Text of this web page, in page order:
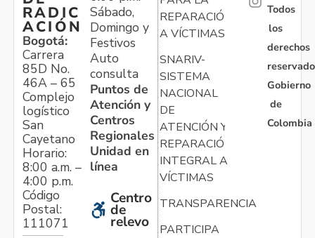
RADIC
ACIÓN
Bogotá:
Carrera
85D No.
46A – 65
Complejo
logístico
San
Cayetano
Horario:
8:00 a.m. –
4:00 p.m.
Código
Postal:
111071
Sábado,
Domingo y
Festivos
Auto
consulta
Puntos de
Atención y
Centros
Regionales
Unidad en
línea
Centro
de
relevo
REPARACIÓN
A VÍCTIMAS
SNARIV-
SISTEMA
NACIONAL
DE
ATENCIÓN Y
REPARACIÓN
INTEGRAL A
VÍCTIMAS
TRANSPARENCIA
PARTICIPA
Todos
los
derechos
Gobierno
de
Colombia